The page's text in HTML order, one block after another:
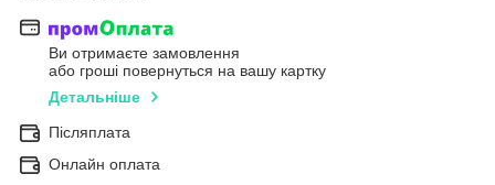
Ви отримаєте замовлення
або гроші повернуться на вашу картку
Детальніше
Післяплата
Онлайн оплата